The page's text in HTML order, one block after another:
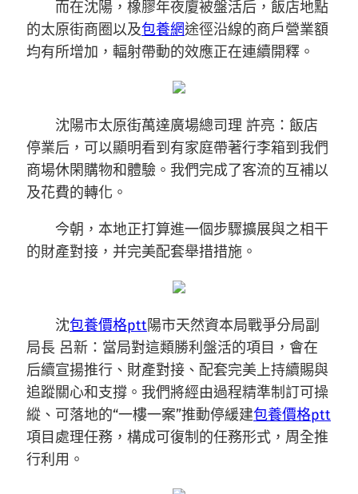
而在沈陽，橡膠年夜廈被盤活后，飯店地點
的太原街商圈以及包養網途徑沿線的商戶營業額
均有所增加，輻射帶動的效應正在連續開釋。
沈陽市太原街萬達廣場總司理 許亮：飯店
停業后，可以顯明看到有家庭帶著行李箱到我們
商場休閑購物和體驗。我們完成了客流的互補以
及花費的轉化。
今朝，本地正打算進一個步驟擴展與之相干
的財產對接，并完美配套舉措措施。
沈包養價格ptt陽市天然資本局戰爭分局副
局長 呂新：當局對這類勝利盤活的項目，會在
后續宣揚推行、財產對接、配套完美上持續賜與
追蹤關心和支撐。我們將經由過程精準制訂可操
縱、可落地的“一樓一案”推動停緩建包養價格ptt
項目處理任務，構成可復制的任務形式，周全推
行利用。